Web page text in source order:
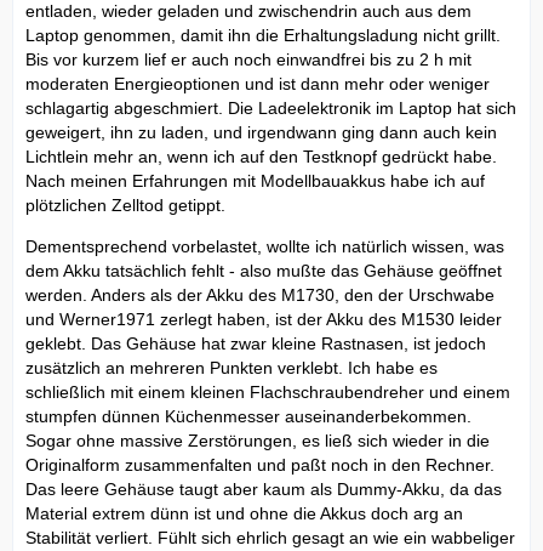
entladen, wieder geladen und zwischendrin auch aus dem
Laptop genommen, damit ihn die Erhaltungsladung nicht grillt.
Bis vor kurzem lief er auch noch einwandfrei bis zu 2 h mit
moderaten Energieoptionen und ist dann mehr oder weniger
schlagartig abgeschmiert. Die Ladeelektronik im Laptop hat sich
geweigert, ihn zu laden, und irgendwann ging dann auch kein
Lichtlein mehr an, wenn ich auf den Testknopf gedrückt habe.
Nach meinen Erfahrungen mit Modellbauakkus habe ich auf
plötzlichen Zelltod getippt.
Dementsprechend vorbelastet, wollte ich natürlich wissen, was
dem Akku tatsächlich fehlt - also mußte das Gehäuse geöffnet
werden. Anders als der Akku des M1730, den der Urschwabe
und Werner1971 zerlegt haben, ist der Akku des M1530 leider
geklebt. Das Gehäuse hat zwar kleine Rastnasen, ist jedoch
zusätzlich an mehreren Punkten verklebt. Ich habe es
schließlich mit einem kleinen Flachschraubendreher und einem
stumpfen dünnen Küchenmesser auseinanderbekommen.
Sogar ohne massive Zerstörungen, es ließ sich wieder in die
Originalform zusammenfalten und paßt noch in den Rechner.
Das leere Gehäuse taugt aber kaum als Dummy-Akku, da das
Material extrem dünn ist und ohne die Akkus doch arg an
Stabilität verliert. Fühlt sich ehrlich gesagt an wie ein wabbeliger